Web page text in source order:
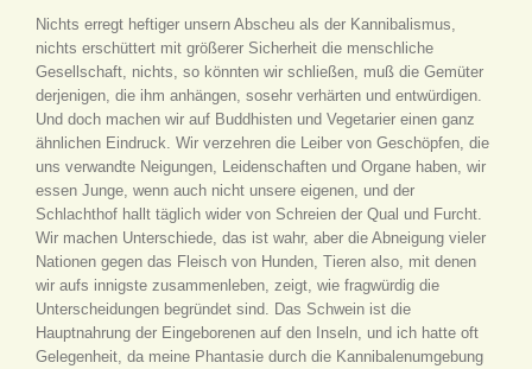
Nichts erregt heftiger unsern Abscheu als der Kannibalismus,
nichts erschüttert mit größerer Sicherheit die menschliche
Gesellschaft, nichts, so könnten wir schließen, muß die Gemüter
derjenigen, die ihm anhängen, sosehr verhärten und entwürdigen.
Und doch machen wir auf Buddhisten und Vegetarier einen ganz
ähnlichen Eindruck. Wir verzehren die Leiber von Geschöpfen, die
uns verwandte Neigungen, Leidenschaften und Organe haben, wir
essen Junge, wenn auch nicht unsere eigenen, und der
Schlachthof hallt täglich wider von Schreien der Qual und Furcht.
Wir machen Unterschiede, das ist wahr, aber die Abneigung vieler
Nationen gegen das Fleisch von Hunden, Tieren also, mit denen
wir aufs innigste zusammenleben, zeigt, wie fragwürdig die
Unterscheidungen begründet sind. Das Schwein ist die
Hauptnahrung der Eingeborenen auf den Inseln, und ich hatte oft
Gelegenheit, da meine Phantasie durch die Kannibalenumgebung